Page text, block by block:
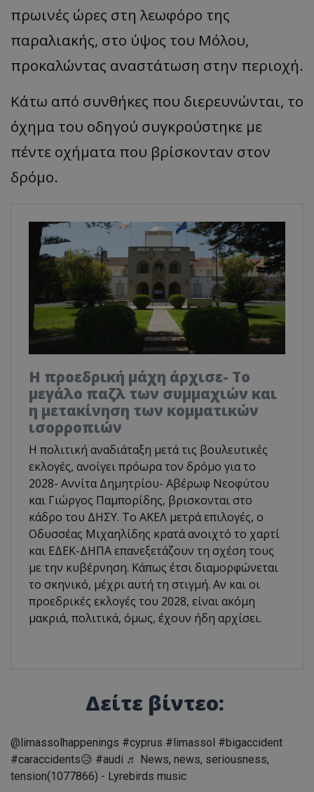
πρωινές ώρες στη λεωφόρο της
παραλιακής, στο ύψος του Μόλου,
προκαλώντας αναστάτωση στην περιοχή.
Κάτω από συνθήκες που διερευνώνται, το
όχημα του οδηγού συγκρούστηκε με
πέντε οχήματα που βρίσκονταν στον
δρόμο.
Η προεδρική μάχη άρχισε- Το
μεγάλο παζλ των συμμαχιών και
η μετακίνηση των κομματικών
ισορροπιών
Η πολιτική αναδιάταξη μετά τις βουλευτικές
εκλογές, ανοίγει πρόωρα τον δρόμο για το
2028- Αννίτα Δημητρίου- Αβέρωφ Νεοφύτου
και Γιώργος Παμπορίδης, βρισκονται στο
κάδρο του ΔΗΣΥ. Το ΑΚΕΛ μετρά επιλογές, ο
Οδυσσέας Μιχαηλίδης κρατά ανοιχτό το χαρτί
και ΕΔΕΚ-ΔΗΠΑ επανεξετάζουν τη σχέση τους
με την κυβέρνηση. Κάπως έτσι διαμορφώνεται
το σκηνικό, μέχρι αυτή τη στιγμή. Αν και οι
προεδρικές εκλογές του 2028, είναι ακόμη
μακριά, πολιτικά, όμως, έχουν ήδη αρχίσει.
Δείτε βίντεο:
@limassolhappenings #cyprus #limassol #bigaccident
#caraccidents😥 #audi ♬ News, news, seriousness,
tension(1077866) - Lyrebirds music